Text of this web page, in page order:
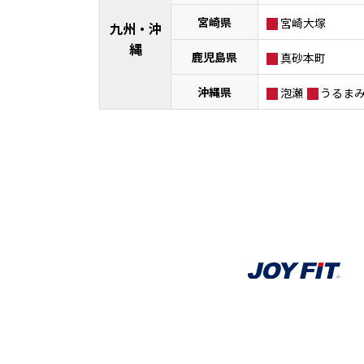
九州・沖
縄
宮崎県 宮崎大塚
鹿児島県 真砂本町
沖縄県 泡瀬 うるま